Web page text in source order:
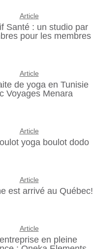
Article
Santé : un studio par
pour les membres
Article
de yoga en Tunisie
Voyages Menara
Article
yoga boulot dodo
Article
est arrivé au Québec!
Article
en pleine